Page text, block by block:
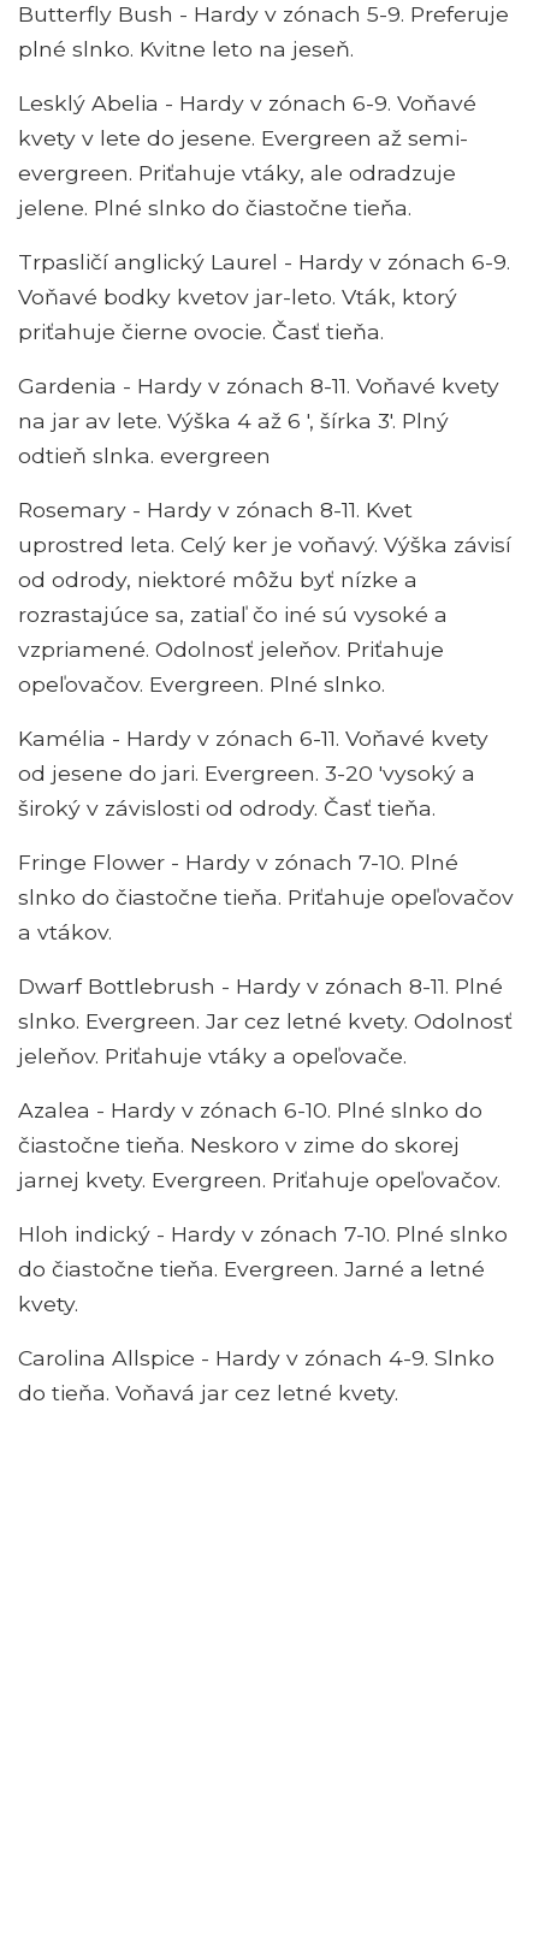
Butterfly Bush - Hardy v zónach 5-9. Preferuje
plné slnko. Kvitne leto na jeseň.
Lesklý Abelia - Hardy v zónach 6-9. Voňavé
kvety v lete do jesene. Evergreen až semi-
evergreen. Priťahuje vtáky, ale odradzuje
jelene. Plné slnko do čiastočne tieňa.
Trpasličí anglický Laurel - Hardy v zónach 6-9.
Voňavé bodky kvetov jar-leto. Vták, ktorý
priťahuje čierne ovocie. Časť tieňa.
Gardenia - Hardy v zónach 8-11. Voňavé kvety
na jar av lete. Výška 4 až 6 ', šírka 3'. Plný
odtieň slnka. evergreen
Rosemary - Hardy v zónach 8-11. Kvet
uprostred leta. Celý ker je voňavý. Výška závisí
od odrody, niektoré môžu byť nízke a
rozrastajúce sa, zatiaľ čo iné sú vysoké a
vzpriamené. Odolnosť jeleňov. Priťahuje
opeľovačov. Evergreen. Plné slnko.
Kamélia - Hardy v zónach 6-11. Voňavé kvety
od jesene do jari. Evergreen. 3-20 'vysoký a
široký v závislosti od odrody. Časť tieňa.
Fringe Flower - Hardy v zónach 7-10. Plné
slnko do čiastočne tieňa. Priťahuje opeľovačov
a vtákov.
Dwarf Bottlebrush - Hardy v zónach 8-11. Plné
slnko. Evergreen. Jar cez letné kvety. Odolnosť
jeleňov. Priťahuje vtáky a opeľovače.
Azalea - Hardy v zónach 6-10. Plné slnko do
čiastočne tieňa. Neskoro v zime do skorej
jarnej kvety. Evergreen. Priťahuje opeľovačov.
Hloh indický - Hardy v zónach 7-10. Plné slnko
do čiastočne tieňa. Evergreen. Jarné a letné
kvety.
Carolina Allspice - Hardy v zónach 4-9. Slnko
do tieňa. Voňavá jar cez letné kvety.